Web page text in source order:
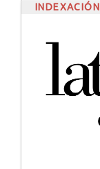
INDEXACIÓN